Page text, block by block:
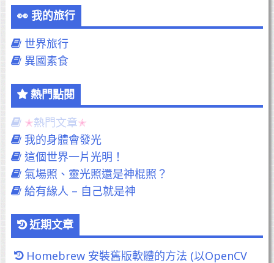
我的旅行
世界旅行
異國素食
熱門點閱
熱門文章
我的身體會發光
這個世界一片光明！
氣場照、靈光照還是神棍照？
給有緣人 – 自己就是神
近期文章
Homebrew 安裝舊版軟體的方法 (以OpenCV